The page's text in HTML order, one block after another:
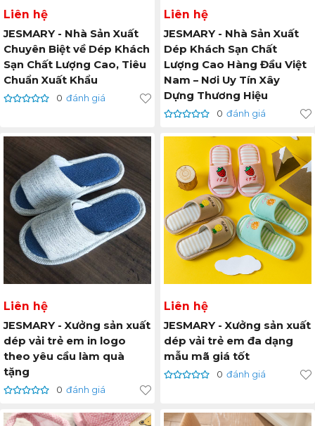
Liên hệ
JESMARY - Nhà Sản Xuất
Chuyên Biệt về Dép Khách
Sạn Chất Lượng Cao, Tiêu
Chuẩn Xuất Khẩu
0 đánh giá
Liên hệ
JESMARY - Nhà Sản Xuất
Dép Khách Sạn Chất
Lượng Cao Hàng Đầu Việt
Nam – Nơi Uy Tín Xây
Dựng Thương Hiệu
0 đánh giá
Liên hệ
JESMARY - Xưởng sản xuất
dép vải trẻ em in logo
theo yêu cầu làm quà
tặng
0 đánh giá
Liên hệ
JESMARY - Xưởng sản xuất
dép vải trẻ em đa dạng
mẫu mã giá tốt
0 đánh giá